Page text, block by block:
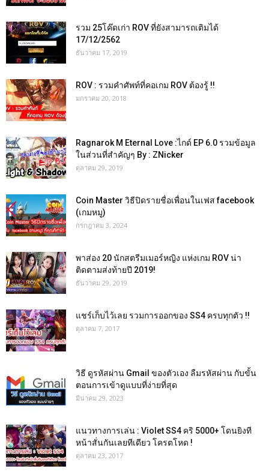
รวม 25โค๊ดเก่า ROV ที่ยังสามารถเติมได้
17/12/2562
ธันวาคม 17, 2019
ROV : รวมคำศัพท์ที่คอเกม ROV ต้องรู้ !!
มกราคม 20, 2018
Ragnarok M Eternal Love :ไกด์ EP 6.0 รวมข้อมูล
ในส่วนที่สำคัญๆ By : ZNicker
ตุลาคม 29, 2019
Coin Master วิธีปิดรายชื่อเพื่อนในเฟส facebook
(เกมหมู)
กรกฎาคม 3, 2024
พาส่อง 20 นักสตรีมเมอร์หญิง แห่งเกม ROV น่า
ติดตามส่งท้ายปี 2019!
ธันวาคม 29, 2019
แชร์เก็บไว้เลย รวมการออกของ SS4 ครบทุกตัว !!
ตุลาคม 7, 2017
วิธี ดูรหัสผ่าน Gmail ของตัวเอง ลืมรหัสผ่าน กับขั้น
ตอนการเข้าดูแบบที่ง่ายที่สุด
มีนาคม 29, 2023
แนวทางการเล่น : Violet SS4 คริ 5000+ โดนยิงที
หน้าสั่นกันเลยทีเดียว โครตโหด !
ตุลาคม 23, 2017